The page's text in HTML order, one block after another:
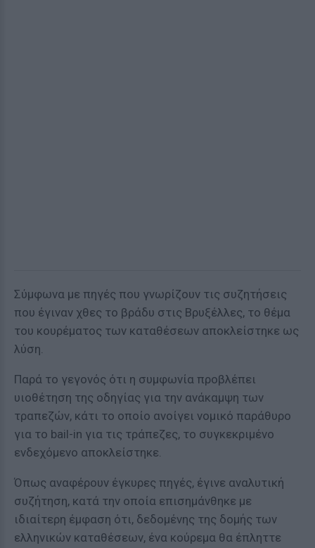
Σύμφωνα με πηγές που γνωρίζουν τις συζητήσεις
που έγιναν χθες το βράδυ στις Βρυξέλλες, το θέμα
του κουρέματος των καταθέσεων αποκλείστηκε ως
λύση.
Παρά το γεγονός ότι η συμφωνία προβλέπει
υιοθέτηση της οδηγίας για την ανάκαμψη των
τραπεζών, κάτι το οποίο ανοίγει νομικό παράθυρο
για το bail-in για τις τράπεζες, το συγκεκριμένο
ενδεχόμενο αποκλείστηκε.
Όπως αναφέρουν έγκυρες πηγές, έγινε αναλυτική
συζήτηση, κατά την οποία επισημάνθηκε με
ιδιαίτερη έμφαση ότι, δεδομένης της δομής των
ελληνικών καταθέσεων, ένα κούρεμα θα έπληττε